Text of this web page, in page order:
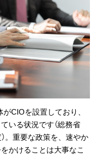
CIOを設置しており、
いる状況です（総務省
。重要な政策を、速やか
かけることは大事なこ